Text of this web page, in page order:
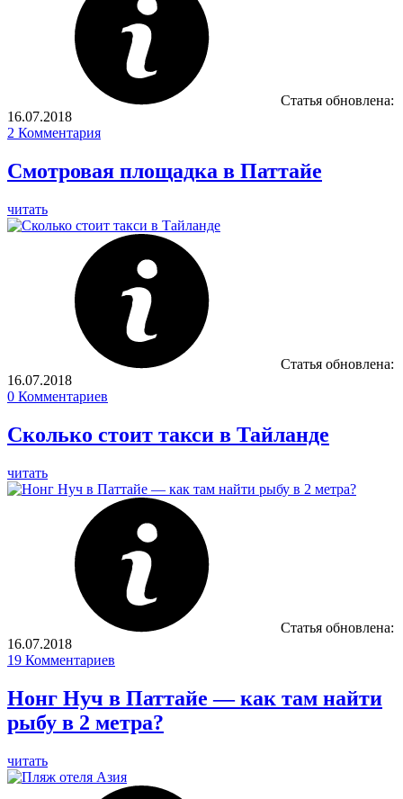
Статья обновлена:
16.07.2018
2 Комментария
Смотровая площадка в Паттайе
читать
Статья обновлена:
16.07.2018
0 Комментариев
Сколько стоит такси в Тайланде
читать
Статья обновлена:
16.07.2018
19 Комментариев
Нонг Нуч в Паттайе — как там найти
рыбу в 2 метра?
читать